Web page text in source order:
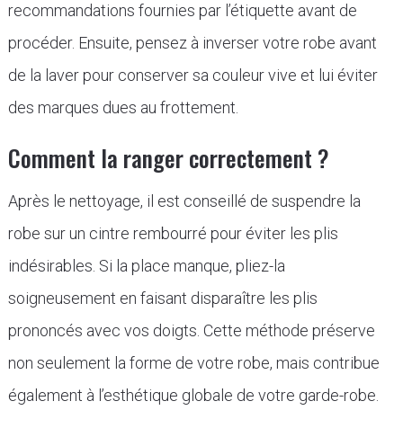
recommandations fournies par l’étiquette avant de
procéder. Ensuite, pensez à inverser votre robe avant
de la laver pour conserver sa couleur vive et lui éviter
des marques dues au frottement.
Comment la ranger correctement ?
Après le nettoyage, il est conseillé de suspendre la
robe sur un cintre rembourré pour éviter les plis
indésirables. Si la place manque, pliez-la
soigneusement en faisant disparaître les plis
prononcés avec vos doigts. Cette méthode préserve
non seulement la forme de votre robe, mais contribue
également à l’esthétique globale de votre garde-robe.